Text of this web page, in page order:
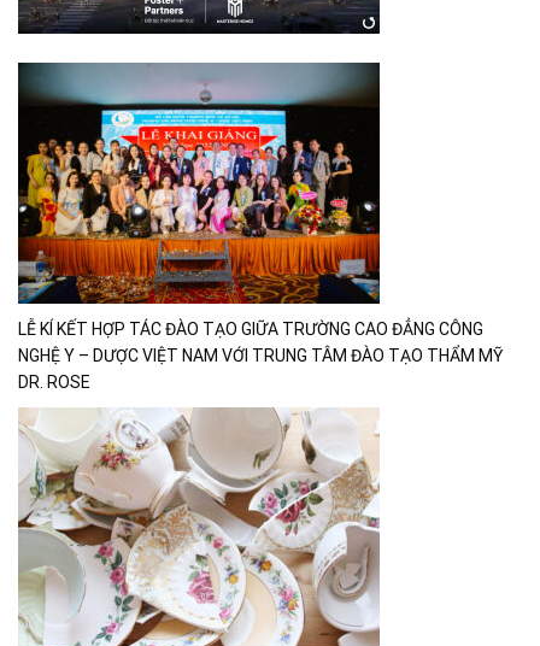
LỄ KÍ KẾT HỢP TÁC ĐÀO TẠO GIỮA TRƯỜNG CAO ĐẲNG CÔNG
NGHỆ Y – DƯỢC VIỆT NAM VỚI TRUNG TÂM ĐÀO TẠO THẨM MỸ
DR. ROSE